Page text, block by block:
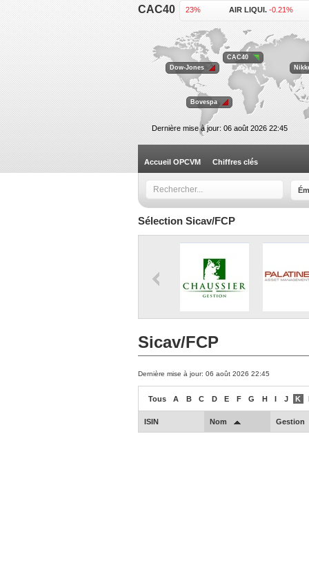
CAC40
ACCOR . -0.23% AIR LIQUI. -0.21%
VEOLIA EN. -0.62% VINCI . +0.64%
Dernière mise à jour: 06 août 2026 22:45
Bovespa
CAC40
Dow-Jones
Accueil OPCVM Chiffres clés
Sélection Sicav/FCP
Sicav/FCP
Dernière mise à jour: 06 août 2026 22:45
Tous A B C D E F G H I J K
ISIN Nom Gestion